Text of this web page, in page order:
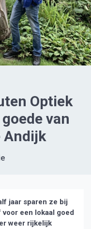
Optiek
van
Andijk
jaar sparen ze bij
een lokaal goed
weer rijkelijk